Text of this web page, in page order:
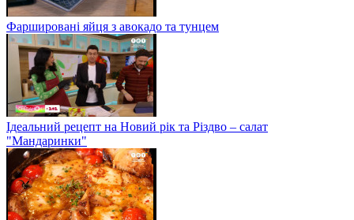
Фаршировані яйця з авокадо та тунцем
Ідеальний рецепт на Новий рік та Різдво – салат
"Мандаринки"